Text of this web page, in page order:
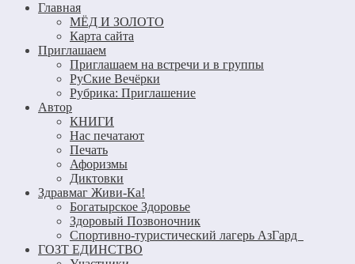
Главная
МЁД И ЗОЛОТО
Карта сайта
Приглашаем
Приглашаем на встречи и в группы
РуСкие Вечёрки
Рубрика: Приглашение
Автор
КНИГИ
Нас печатают
Печать
Афоризмы
Диктовки
Здравмаг Живи-Ка!
Богатырское Здоровье
Здоровый Позвоночник
Спортивно-туристический лагерь АзГард
ГОЗТ ЕДИНСТВО